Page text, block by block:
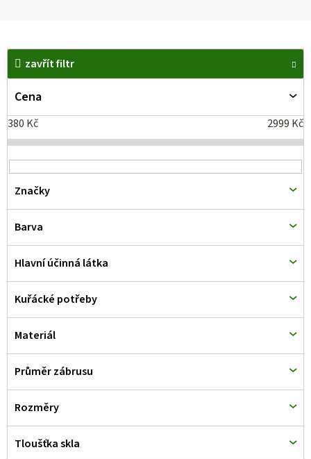
zavřít filtr
Cena
380 Kč 2999 Kč
Značky
Barva
Hlavní účinná látka
Kuřácké potřeby
Materiál
Průměr zábrusu
Rozměry
Tloušťka skla
V
p
i
s
p
r
o
d
u
k
t
ů